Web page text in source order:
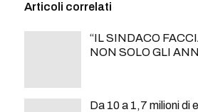
Articoli correlati
“IL SINDACO
NON SOLO GLI
Da 10 a 1,7 milioni di